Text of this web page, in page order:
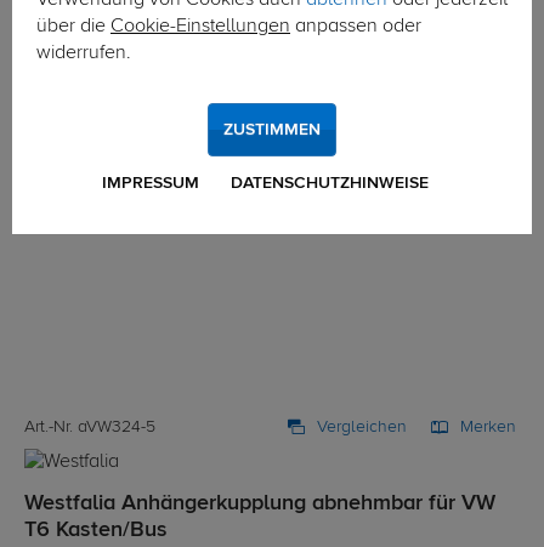
Art.-Nr. aVW324-5 Vergleichen Merken
Westfalia Anhängerkupplung abnehmbar für VW
T6 Kasten/Bus
über die Cookie-Einstellungen anpassen oder
widerrufen.
IMPRESSUM DATENSCHUTZHINWEISE
ZUSTIMMEN